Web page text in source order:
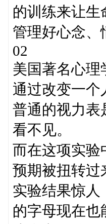
的训练来让
管理好心念、
02
美国著名心理
通过改变一个
普通的视力表
看不见。
而在这项实验
预期被扭转过
实验结果惊人
的字母现在也